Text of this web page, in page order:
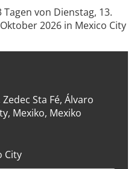
Tagen von Dienstag, 13.
2026 in Mexico City
Sta Fé, Álvaro
Mexiko, Mexiko
City